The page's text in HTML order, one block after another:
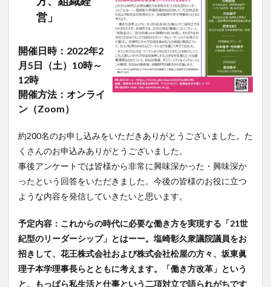
営」
開催日時：2022年2
月5日（土）10時～
12時
開催方法：オンライ
ン（Zoom）
約200名のお申し込みをいただきありがとうございました。た
くさんのお申込みありがとうございました。
事後アンケートでは皆様から非常に興味深かった・興味深か
ったという回答をいただきました。今後の皆様のお役に立つ
ような内容を発信していきたいと思います。
予定内容：これからの時代に必要な働き方を実現する「21世
紀型のリーダーシップ」とはーー。塩崎彰久衆議院議員をお
招きして、花王株式会社および株式会社松屋の方々、坂東眞
理子本学理事長らとともに考えます。「働き方改革」という
と、もっぱら私生活と仕事という二項対立で語られがちです